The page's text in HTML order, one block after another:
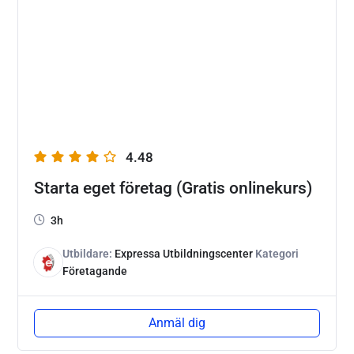
4.48
Starta eget företag (Gratis onlinekurs)
3h
Utbildare: Expressa UtbildningscenterKategori
Företagande
Anmäl dig